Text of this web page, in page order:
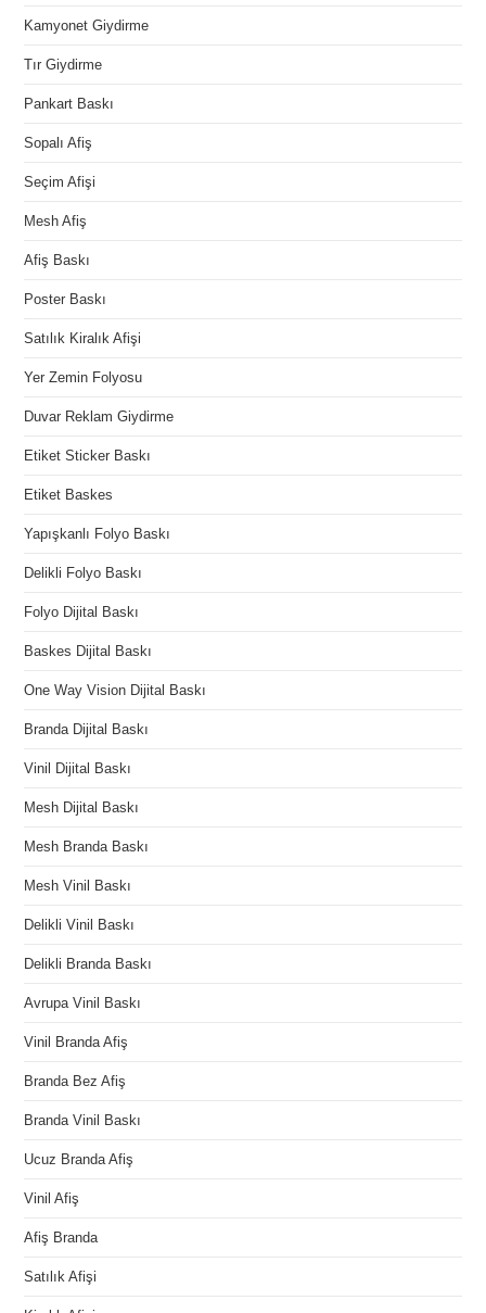
Kamyonet Giydirme
Tır Giydirme
Pankart Baskı
Sopalı Afiş
Seçim Afişi
Mesh Afiş
Afiş Baskı
Poster Baskı
Satılık Kiralık Afişi
Yer Zemin Folyosu
Duvar Reklam Giydirme
Etiket Sticker Baskı
Etiket Baskes
Yapışkanlı Folyo Baskı
Delikli Folyo Baskı
Folyo Dijital Baskı
Baskes Dijital Baskı
One Way Vision Dijital Baskı
Branda Dijital Baskı
Vinil Dijital Baskı
Mesh Dijital Baskı
Mesh Branda Baskı
Mesh Vinil Baskı
Delikli Vinil Baskı
Delikli Branda Baskı
Avrupa Vinil Baskı
Vinil Branda Afiş
Branda Bez Afiş
Branda Vinil Baskı
Ucuz Branda Afiş
Vinil Afiş
Afiş Branda
Satılık Afişi